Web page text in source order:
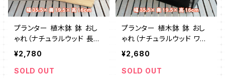
プランター 植木鉢 鉢 おし
ゃれ（ナチュラルウッド 長角
L）
¥2,780
SOLD OUT
プランター 植木鉢 鉢 おし
ゃれ（ナチュラルウッド ワイ
ドスクエアL 茶）
¥2,680
SOLD OUT